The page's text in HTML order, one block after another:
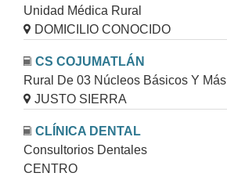
Unidad Médica Rural
DOMICILIO CONOCIDO
CS COJUMATLÁN
Rural De 03 Núcleos Básicos Y Más
JUSTO SIERRA
CLÍNICA DENTAL
Consultorios Dentales
CENTRO